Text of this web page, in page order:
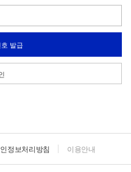
발급
정보처리방침 이용안내